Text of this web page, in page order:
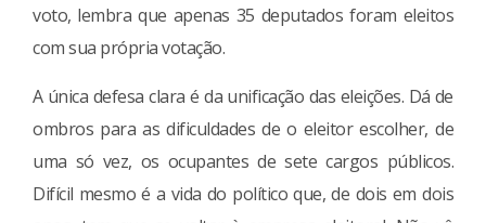
voto, lembra que apenas 35 deputados foram eleitos
com sua própria votação.
A única defesa clara é da unificação das eleições. Dá de
ombros para as dificuldades de o eleitor escolher, de
uma só vez, os ocupantes de sete cargos públicos.
Difícil mesmo é a vida do político que, de dois em dois